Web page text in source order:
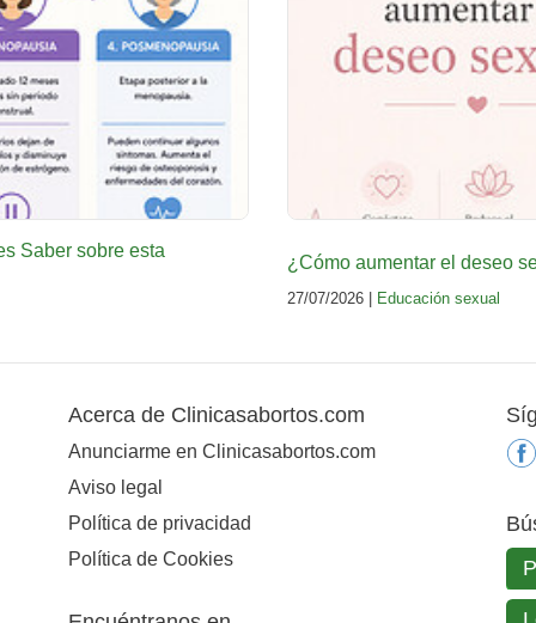
Saber sobre esta
¿Cómo aumentar el deseo
27/07/2026 | Educación sexual
Acerca de Clinicasabortos.com
Anunciarme en Clinicasabortos.com
Aviso legal
Política de privacidad
Política de Cookies